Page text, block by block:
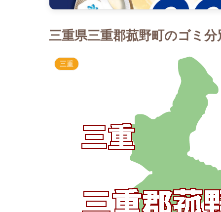
三重県三重郡菰野町のゴミ
三重